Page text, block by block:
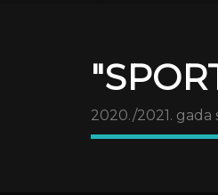
2020./2021. gada